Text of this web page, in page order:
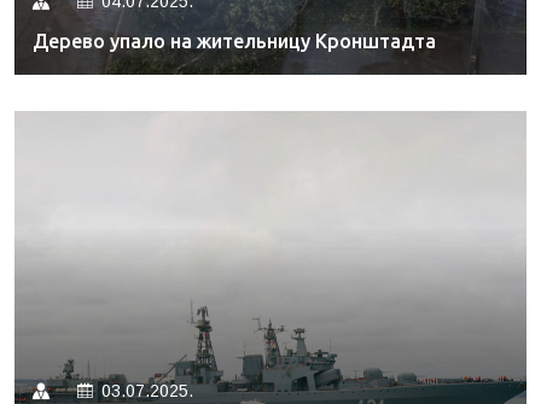
Дерево упало на жительницу Кронштадта
03.07.2025.